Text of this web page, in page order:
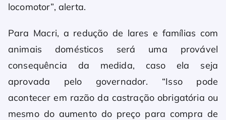
locomotor”, alerta.
Para Macri, a redução de lares e famílias com
animais domésticos será uma provável
consequência da medida, caso ela seja
aprovada pelo governador. “Isso pode
acontecer em razão da castração obrigatória ou
mesmo do aumento do preço para compra de